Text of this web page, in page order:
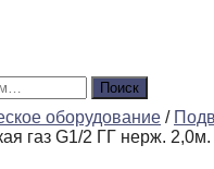
Поиск
оборудование /
газ G1/2 ГГ нерж. 2,0м.